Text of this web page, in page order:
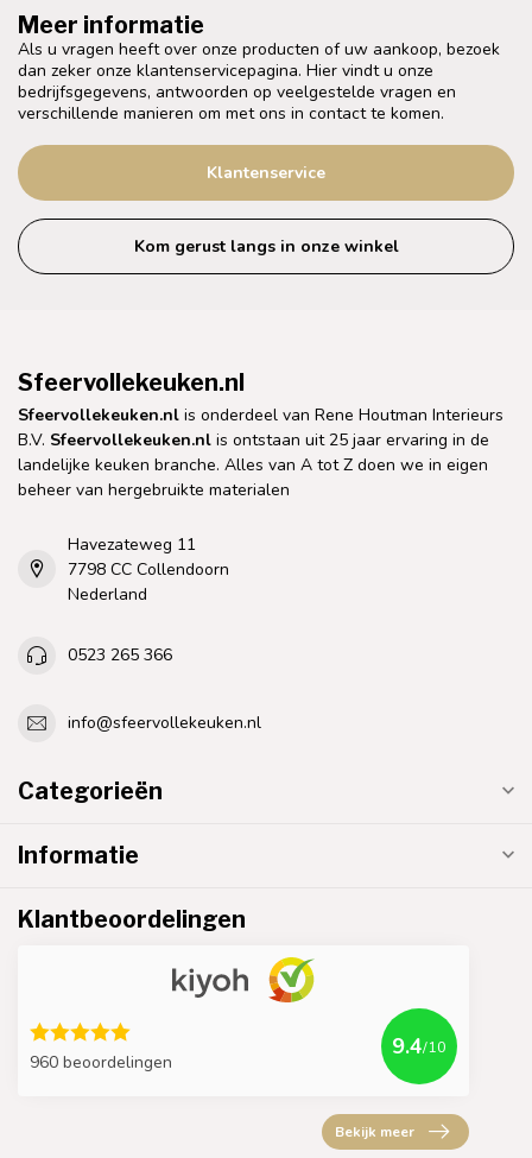
Meer informatie
Als u vragen heeft over onze producten of uw aankoop, bezoek
dan zeker onze klantenservicepagina. Hier vindt u onze
bedrijfsgegevens, antwoorden op veelgestelde vragen en
verschillende manieren om met ons in contact te komen.
Klantenservice
Kom gerust langs in onze winkel
Sfeervollekeuken.nl
Sfeervollekeuken.nl is onderdeel van Rene Houtman Interieurs
B.V. Sfeervollekeuken.nl is ontstaan uit 25 jaar ervaring in de
landelijke keuken branche. Alles van A tot Z doen we in eigen
beheer van hergebruikte materialen
Havezateweg 11
7798 CC Collendoorn
Nederland
0523 265 366
info@sfeervollekeuken.nl
Categorieën
Informatie
Klantbeoordelingen
960 beoordelingen
9.4/10
Bekijk meer